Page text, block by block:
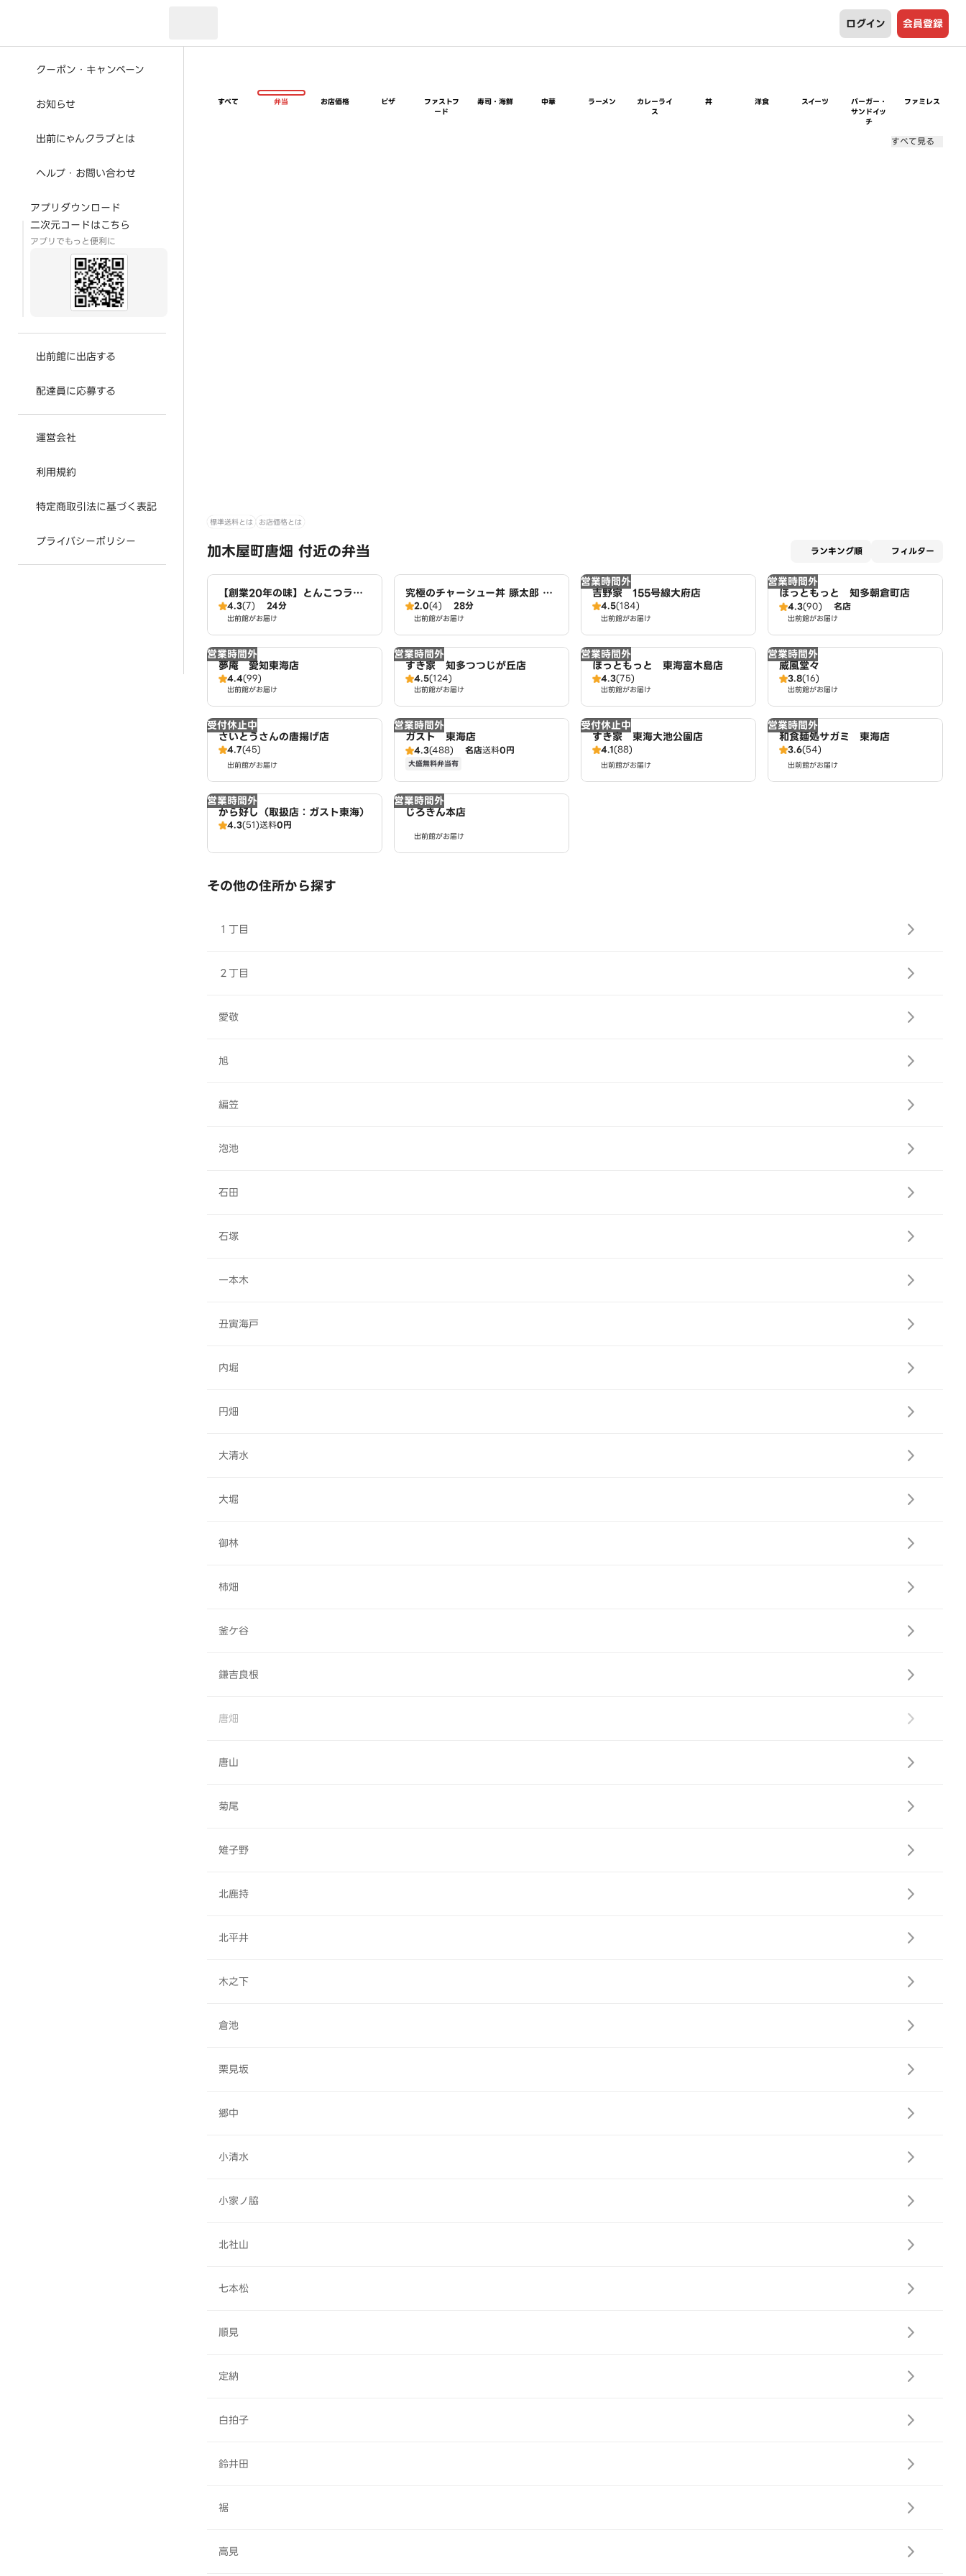
ログイン 会員登録
クーポン・キャンペーン
お知らせ
出前にゃんクラブとは
ヘルプ・お問い合わせ
アプリダウンロード
二次元コードはこちら
アプリでもっと便利に
出前館に出店する
配達員に応募する
運営会社
利用規約
特定商取引法に基づく表記
プライバシーポリシー
すべて 弁当 お店価格 ピザ
ファストフ
ード
寿司・海鮮 中華 ラーメン
カレーライ
ス
丼 洋食 スイーツ
バーガー・
サンドイッ
チ
ファミレス
すべて見る
標準送料とは お店価格とは
加木屋町唐畑 付近の弁当 ランキング順 フィルター
【創業20年の味】とんこつラー
メン・つけ麺 麺屋たけぞう
4.3(7) 24分
出前館がお届け
究極のチャーシュー丼 豚太郎 東
海店
2.0(4) 28分
出前館がお届け
営業時間外
吉野家 155号線大府店
4.5(184)
出前館がお届け
営業時間外
ほっともっと 知多朝倉町店
4.3(90) 名店
出前館がお届け
営業時間外
夢庵 愛知東海店
4.4(99)
出前館がお届け
営業時間外
すき家 知多つつじが丘店
4.5(124)
出前館がお届け
営業時間外
ほっともっと 東海富木島店
4.3(75)
出前館がお届け
営業時間外
威風堂々
3.8(16)
出前館がお届け
受付休止中
さいとうさんの唐揚げ店
4.7(45)
出前館がお届け
営業時間外
ガスト 東海店
4.3(488) 名店送料0円
大盛無料弁当有
受付休止中
すき家 東海大池公園店
4.1(88)
出前館がお届け
営業時間外
和食麺処サガミ 東海店
3.6(54)
出前館がお届け
営業時間外
から好し（取扱店：ガスト東海）
4.3(51)送料0円
営業時間外
じろきん本店
出前館がお届け
その他の住所から探す
１丁目
２丁目
愛敬
旭
編笠
泡池
石田
石塚
一本木
丑寅海戸
内堀
円畑
大清水
大堀
御林
柿畑
釜ケ谷
鎌吉良根
唐畑
唐山
菊尾
雉子野
北鹿持
北平井
木之下
倉池
栗見坂
郷中
小清水
小家ノ脇
北社山
七本松
順見
定納
白拍子
鈴井田
裾
高見